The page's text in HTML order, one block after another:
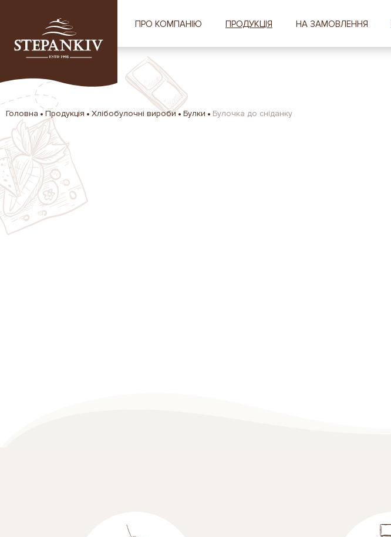
ПРО КОМПАНІЮ ПРОДУКЦІЯ НА ЗАМОВЛЕННЯ
Головна Продукція Хлібобулочні вироби Булки Булочка до сніданку